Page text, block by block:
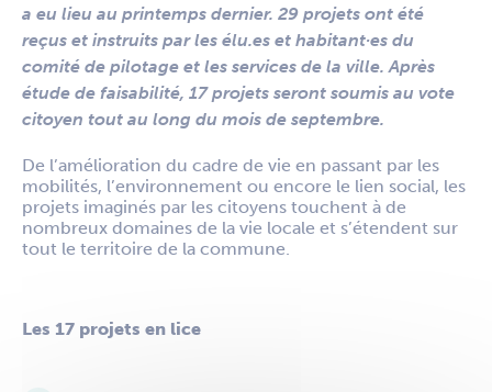
a eu lieu au printemps dernier. 29 projets ont été
reçus et instruits par les élu.es et habitant·es du
comité de pilotage et les services de la ville. Après
étude de faisabilité, 17 projets seront soumis au vote
citoyen tout au long du mois de septembre.
De l’amélioration du cadre de vie en passant par les
mobilités, l’environnement ou encore le lien social, les
projets imaginés par les citoyens touchent à de
nombreux domaines de la vie locale et s’étendent sur
tout le territoire de la commune.
Les 17 projets en lice